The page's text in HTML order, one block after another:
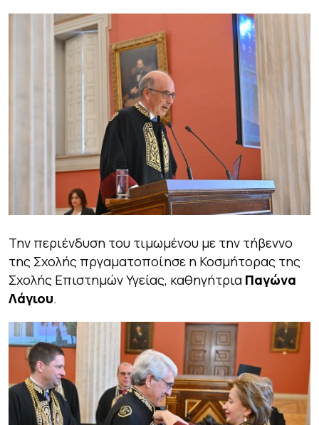
Την περιένδυση του τιμωμένου με την τήβεννο
της Σχολής πργαματοποίησε η Κοσμήτορας της
Σχολής Επιστημών Υγείας, καθηγήτρια Παγώνα
Λάγιου.